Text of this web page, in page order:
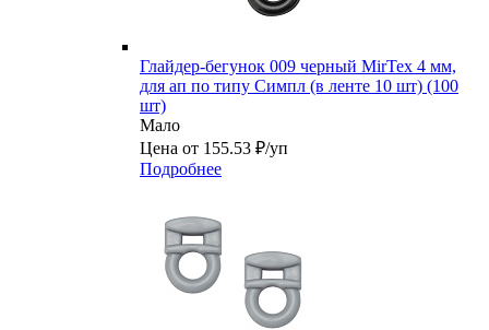
Глайдер-бегунок 009 черный MirTex 4 мм,
для ап по типу Симпл (в ленте 10 шт) (100
шт)
Мало
Цена от 155.53 ₽/уп
Подробнее